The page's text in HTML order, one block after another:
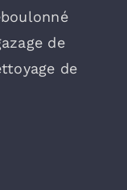
de
de